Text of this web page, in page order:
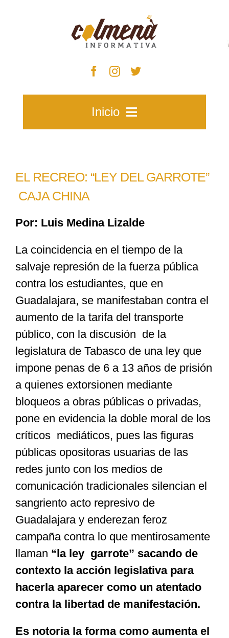
Inicio
Zacatecas
Municipios
Especiales
Nacional
Opinión
Cultura
Nosotros
EL RECREO: “LEY DEL GARROTE”
CAJA CHINA
Por: Luis Medina Lizalde
La coincidencia en el tiempo de la
salvaje represión de la fuerza pública
contra los estudiantes, que en
Guadalajara, se manifestaban contra el
aumento de la tarifa del transporte
público, con la discusión de la
legislatura de Tabasco de una ley que
impone penas de 6 a 13 años de prisión
a quienes extorsionen mediante
bloqueos a obras públicas o privadas,
pone en evidencia la doble moral de los
críticos mediáticos, pues las figuras
públicas opositoras usuarias de las
redes junto con los medios de
comunicación tradicionales silencian el
sangriento acto represivo de
Guadalajara y enderezan feroz
campaña contra lo que mentirosamente
llaman “la ley garrote” sacando de
contexto la acción legislativa para
hacerla aparecer como un atentado
contra la libertad de manifestación.
Es notoria la forma como aumenta el